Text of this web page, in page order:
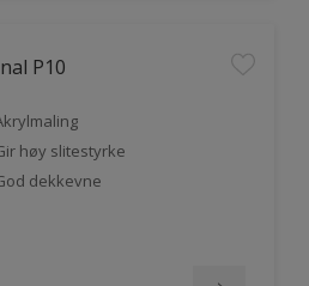
P10
høy slitestyrke
dekkevne